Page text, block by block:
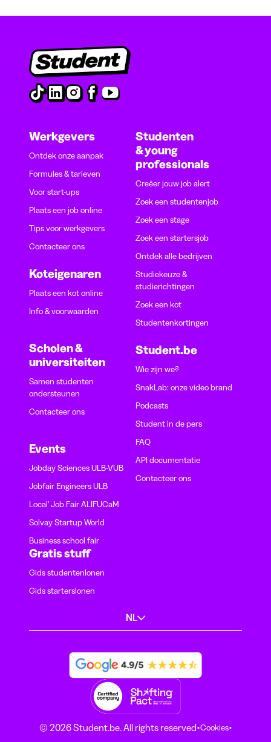
Werkgevers
Ontdek onze aanpak
Formules & tarieven
Voor start-ups
Plaats een job online
Tips voor werkgevers
Contacteer ons
Koteigenaren
Plaats een kot online
Info & voorwaarden
Scholen &
universiteiten
Samen studenten
ondersteunen
Contacteer ons
Events
Jobday Sciences ULB-VUB
Jobfair Engineers ULB
Local' Job Fair ALIFUCaM
Solvay Startup World
Business school fair
Studenten
& young
professionals
Creëer jouw job alert
Zoek een studentenjob
Zoek een stage
Zoek een startersjob
Ontdek alle bedrijven
Studiekeuze &
studierichtingen
Zoek een kot
Studentenkortingen
Student.be
Wie zijn we?
SnakLab: onze video brand
Podcasts
Student in de pers
FAQ
API documentatie
Contacteer ons
Gratis stuff
Gids studentenlonen
Gids starterslonen
NL
© 2026 Student.be. All rights reserved·Cookies·